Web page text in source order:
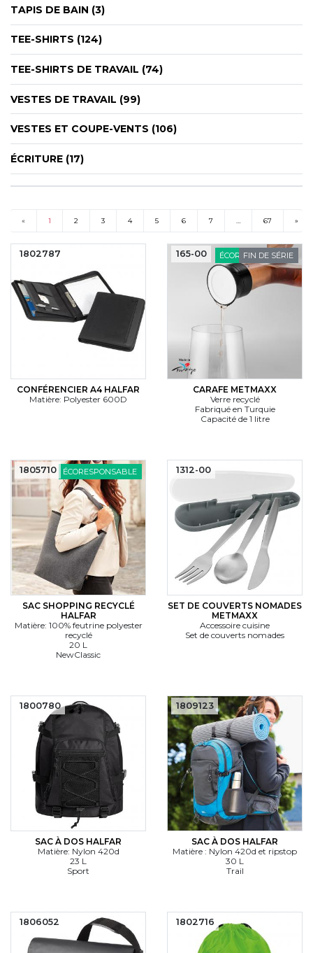
TAPIS DE BAIN (3)
TEE-SHIRTS (124)
TEE-SHIRTS DE TRAVAIL (74)
VESTES DE TRAVAIL (99)
VESTES ET COUPE-VENTS (106)
ÉCRITURE (17)
«
1
2 3 4 5 6 7 67 »
CONFÉRENCIER A4 HALFAR
Matière: Polyester 600D
1802787 ÉCORESPONSABLE
FIN DE SÉRIE
CARAFE METMAXX
Verre recyclé
Fabriqué en Turquie
Capacité de 1 litre
165-00
ÉCORESPONSABLE
SAC SHOPPING RECYCLÉ
HALFAR
Matière: 100% feutrine polyester
recyclé
20 L
NewClassic
1805710
SET DE COUVERTS NOMADES
METMAXX
Accessoire cuisine
Set de couverts nomades
1312-00
SAC À DOS HALFAR
Matière: Nylon 420d
23 L
Sport
1800780
SAC À DOS HALFAR
Matière : Nylon 420d et ripstop
30 L
Trail
1809123
1806052 1802716